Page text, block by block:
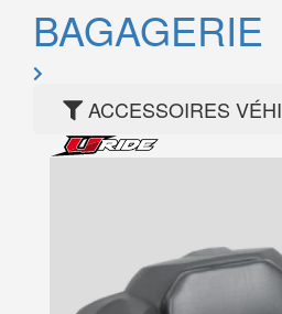
BAGAGERIE
ACCESSOIRES